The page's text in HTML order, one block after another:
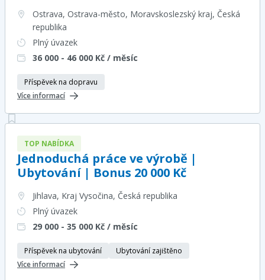
Ostrava, Ostrava-město, Moravskoslezský kraj, Česká
republika
Plný úvazek
36 000 - 46 000 Kč / měsíc
Příspěvek na dopravu
Více informací
TOP NABÍDKA
Jednoduchá práce ve výrobě |
Ubytování | Bonus 20 000 Kč
Jihlava, Kraj Vysočina, Česká republika
Plný úvazek
29 000 - 35 000 Kč / měsíc
Příspěvek na ubytování
Ubytování zajištěno
Více informací